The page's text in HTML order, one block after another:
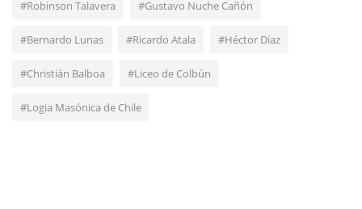
#Robinson Talavera #Gustavo Nuche Cañón
#Bernardo Lunas #Ricardo Atala #Héctor Díaz
#Christián Balboa #Liceo de Colbún
#Logia Masónica de Chile